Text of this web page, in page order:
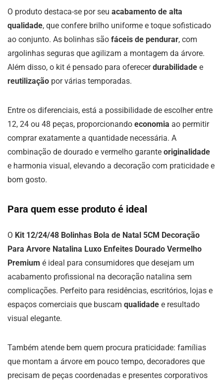
O produto destaca-se por seu acabamento de alta
qualidade, que confere brilho uniforme e toque sofisticado
ao conjunto. As bolinhas são fáceis de pendurar, com
argolinhas seguras que agilizam a montagem da árvore.
Além disso, o kit é pensado para oferecerdurabilidade e
reutilização por várias temporadas.
Entre os diferenciais, está a possibilidade de escolher entre
12, 24 ou 48 peças, proporcionando economia ao permitir
comprar exatamente a quantidade necessária. A
combinação de dourado e vermelho garante originalidade
e harmonia visual, elevando a decoração com praticidade e
bom gosto.
Para quem esse produto é ideal
O Kit 12/24/48 Bolinhas Bola de Natal 5CM Decoração
Para Arvore Natalina Luxo Enfeites Dourado Vermelho
Premium é ideal para consumidores que desejam um
acabamento profissional na decoração natalina sem
complicações. Perfeito para residências, escritórios, lojas e
espaços comerciais que buscam qualidade e resultado
visual elegante.
Também atende bem quem procura praticidade: famílias
que montam a árvore em pouco tempo, decoradores que
precisam de peças coordenadas e presentes corporativos